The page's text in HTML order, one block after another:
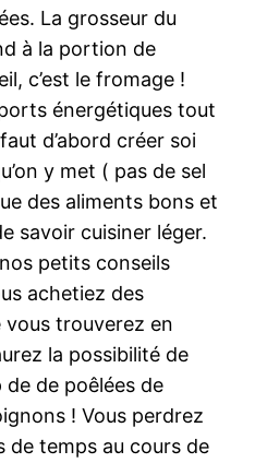
La grosseur du
à la portion de
c’est le fromage !
énergétiques tout
d’abord créer soi
y met ( pas de sel
des aliments bons et
savoir cuisiner léger.
petits conseils
achetiez des
vous trouverez en
la possibilité de
de poêlées de
! Vous perdrez
de temps au cours de